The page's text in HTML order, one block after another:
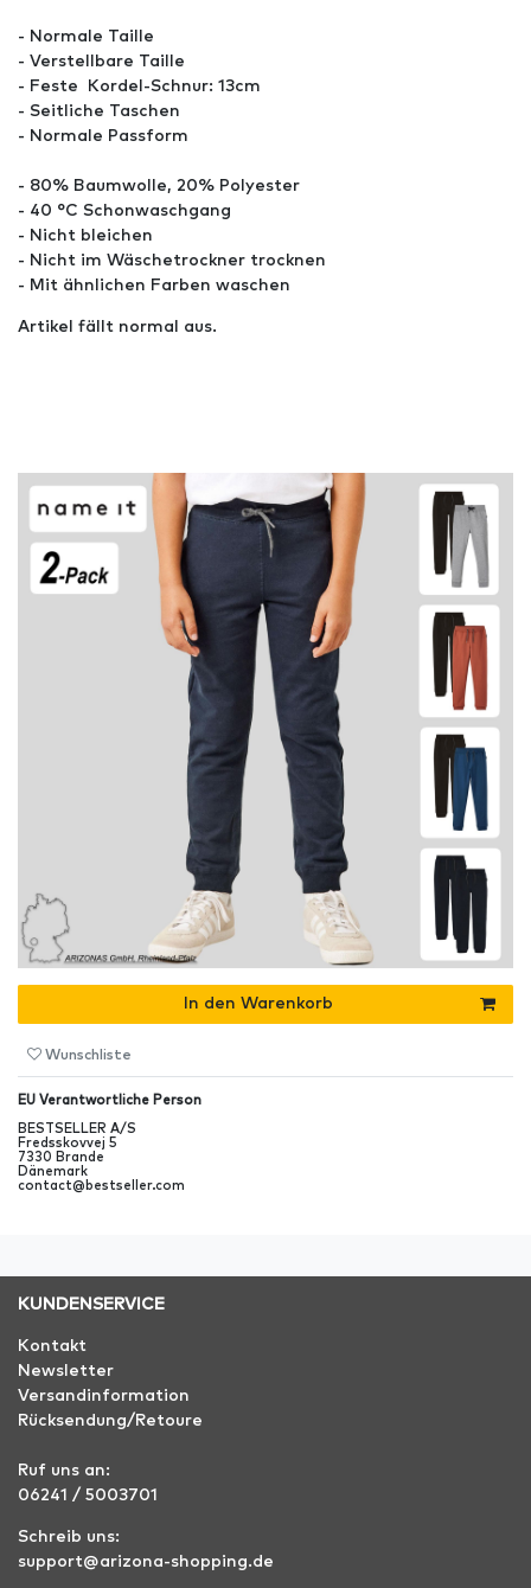
- Normale Taille
- Verstellbare Taille
- Feste Kordel-Schnur: 13cm
- Seitliche Taschen
- Normale Passform
- 80% Baumwolle, 20% Polyester
- 40 °C Schonwaschgang
- Nicht bleichen
- Nicht im Wäschetrockner trocknen
- Mit ähnlichen Farben waschen
Artikel fällt normal aus.
In den Warenkorb
Wunschliste
EU Verantwortliche Person
BESTSELLER A/S
Fredsskovvej 5
7330 Brande
Dänemark
contact@bestseller.com
KUNDENSERVICE
Kontakt
Newsletter
Versandinformation
Rücksendung/Retoure
Ruf uns an:
06241 / 5003701
Schreib uns:
support@arizona-shopping.de